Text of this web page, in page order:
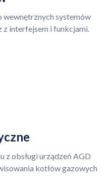
wewnętrznych systemów
z interfejsem i funkcjami.
z obsługi urządzeń AGD
kotłów gazowych